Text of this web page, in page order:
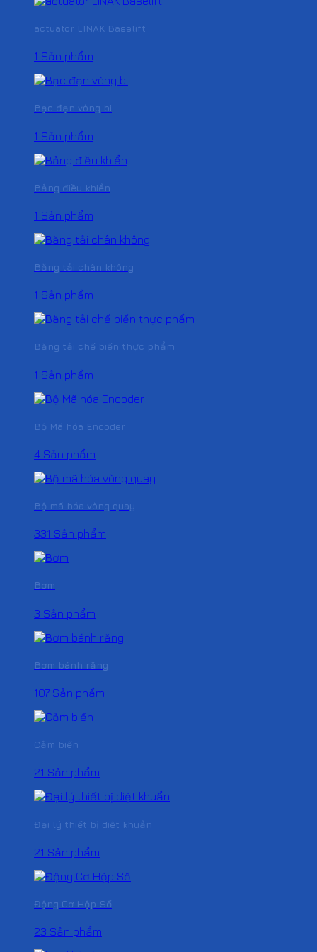
actuator LINAK Baselift
1 Sản phẩm
Bạc đạn vòng bi
1 Sản phẩm
Bảng điều khiển
1 Sản phẩm
Băng tải chân không
1 Sản phẩm
Băng tải chế biến thực phẩm
1 Sản phẩm
Bộ Mã hóa Encoder
4 Sản phẩm
Bộ mã hóa vòng quay
331 Sản phẩm
Bơm
3 Sản phẩm
Bơm bánh răng
107 Sản phẩm
Cảm biến
21 Sản phẩm
Đại lý thiết bị diệt khuẩn
21 Sản phẩm
Động Cơ Hộp Số
23 Sản phẩm